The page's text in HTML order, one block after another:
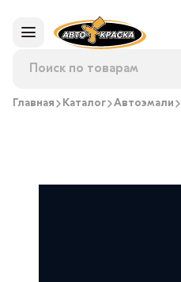
Главная Каталог Автоэмали